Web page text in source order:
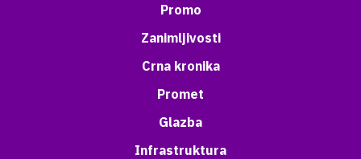
Promo
Zanimljivosti
Crna kronika
Promet
Glazba
Infrastruktura